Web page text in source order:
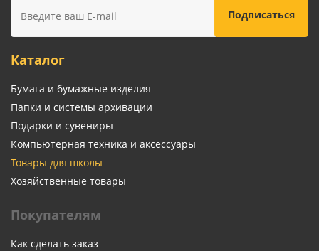
Каталог
Бумага и бумажные изделия
Папки и системы архивации
Подарки и сувениры
Компьютерная техника и аксессуары
Товары для школы
Хозяйственные товары
Покупателям
Как сделать заказ